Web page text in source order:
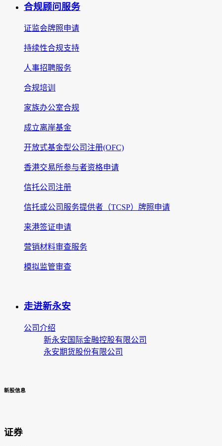
合规顾问服务
证监会牌照申请
持续性合规支持
人事招聘服务
合规培训
家族办公室合规
成立离岸基金
开放式基金型公司注册(OFC)
香港交易所参与者资格申请
信托公司注册
信托或公司服务提供者（TCSP）牌照申请
来港签证申请
营销材料审查服务
模拟监管审查
走进新永安
公司介绍
新永安国际金融控股有限公司
永安期货股份有限公司
新股信息
证券